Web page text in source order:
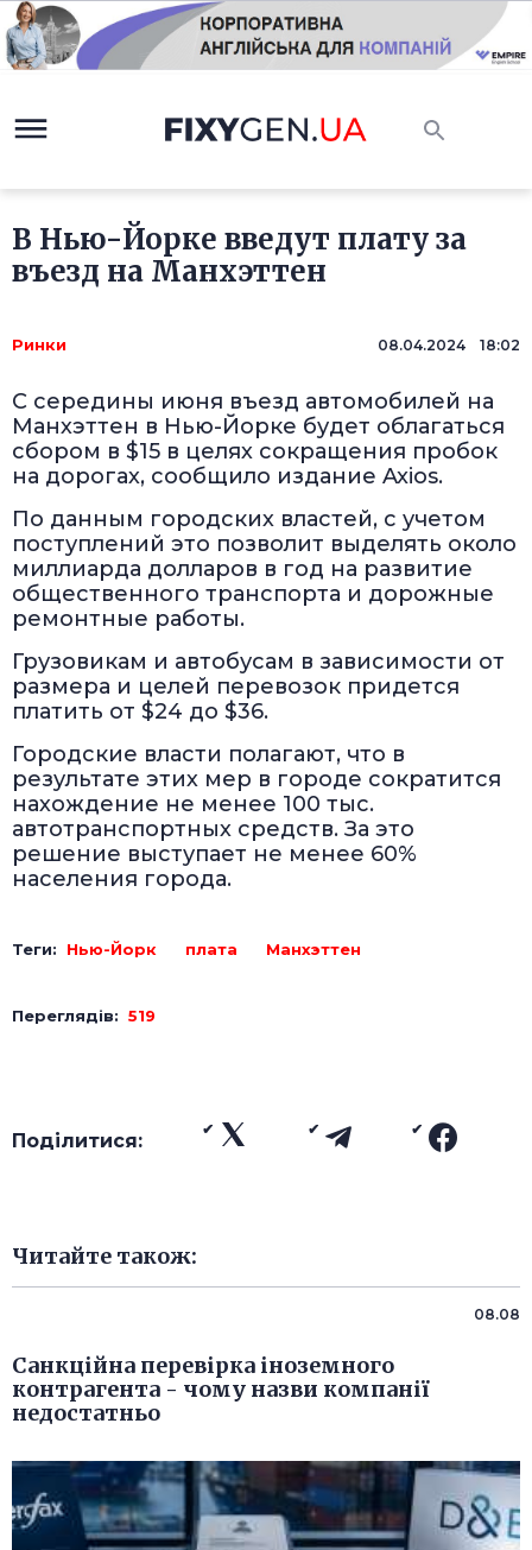
В Нью-Йорке введут плату за
въезд на Манхэттен
Ринки 08.04.2024 18:02
С середины июня въезд автомобилей на
Манхэттен в Нью-Йорке будет облагаться
сбором в $15 в целях сокращения пробок
на дорогах, сообщило издание Axios.
По данным городских властей, с учетом
поступлений это позволит выделять около
миллиарда долларов в год на развитие
общественного транспорта и дорожные
ремонтные работы.
Грузовикам и автобусам в зависимости от
размера и целей перевозок придется
платить от $24 до $36.
Городские власти полагают, что в
результате этих мер в городе сократится
нахождение не менее 100 тыс.
автотранспортных средств. За это
решение выступает не менее 60%
населения города.
Теги: Нью-Йорк плата Манхэттен
Переглядів: 519
Поділитися:
Читайте також:
08.08
Санкційна перевірка іноземного
контрагента - чому назви компанії
недостатньо